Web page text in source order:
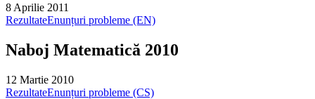
8 Aprilie 2011
RezultateEnunțuri probleme (EN)
Naboj Matematică 2010
12 Martie 2010
RezultateEnunțuri probleme (CS)